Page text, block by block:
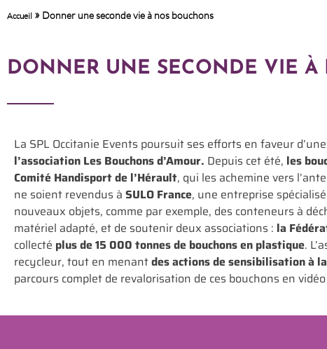
Accueil » Donner une seconde vie à nos bouchons
DONNER UNE SECONDE VIE À
La SPL Occitanie Events poursuit ses efforts en faveur
l’association Les Bouchons d’Amour. Depuis cet été, les
Comité Handisport de l’Hérault, qui les achemine vers
ne soient revendus à SULO France, une entreprise
nouveaux objets, comme par exemple, des conteneurs à
matériel adapté, et de soutenir deux associations : la
collecté plus de 15 000 tonnes de bouchons en plastique.
recycleur, tout en menantdes actions de sensibilisation à
parcours complet de revalorisation de ces bouchons en